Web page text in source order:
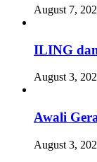
August 7,
ILING
August 3,
Awali
August 3,